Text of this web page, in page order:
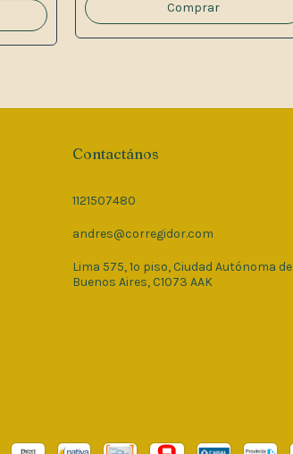
Contactános
1121507480
andres@corregidor.com
Lima 575, 1º piso, Ciudad Autónoma de
Buenos Aires, C1073 AAK